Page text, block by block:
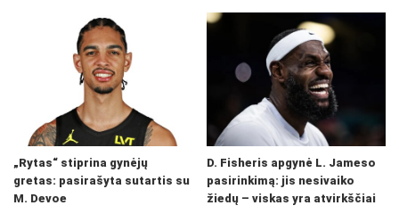
„Rytas“ stiprina gynėjų
gretas: pasirašyta sutartis su
M. Devoe
D. Fisheris apgynė L. Jameso
pasirinkimą: jis nesivaiko
žiedų – viskas yra atvirkščiai